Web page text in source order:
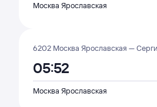
Москва Ярославская
6202 Москва Ярославская —
05:52
Москва Ярославская